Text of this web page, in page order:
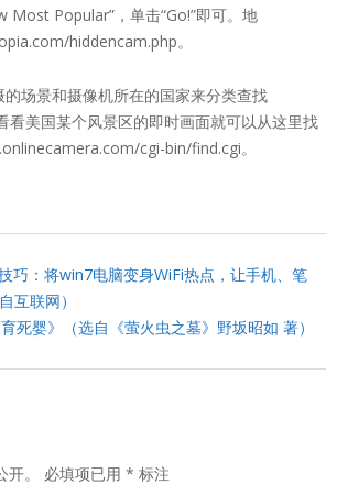
Most Popular”，单击“Go!”即可。地
hiddencam.php。
场景和摄像机所在的国家来分类查找
看美国某个风景区的即时画面就可以从这里找
cgi-bin/find.cgi。
巧：将win7电脑变身WiFi热点，让手机、笔
互联网）
死婴》（选自《萤火虫之墓》野坂昭如 著）
。
必填项已用 * 标注